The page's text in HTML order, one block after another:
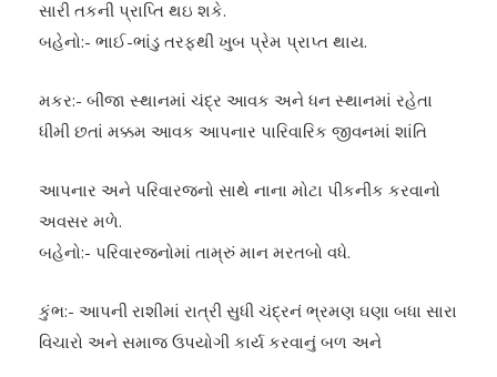
સારી તકની પ્રાપ્તિ થઇ શકે.
બહેનો:- ભાઈ-ભાંડુ તરફથી ખુબ પ્રેમ પ્રાપ્ત થાય.
મકર:- બીજા સ્થાનમાં ચંદ્ર આવક અને ધન સ્થાનમાં રહેતા
ધીમી છતાં મક્કમ આવક આપનાર પારિવારિક જીવનમાં શાંતિ
આપનાર અને પરિવારજનો સાથે નાના મોટા પીકનીક કરવાનો
અવસર મળે.
બહેનો:- પરિવારજનોમાં તામ્રું માન મરતબો વધે.
કુંભ:- આપની રાશીમાં રાત્રી સુધી ચંદ્રનં ભ્રમણ ઘણા બધા સારા
વિચારો અને સમાજ ઉપયોગી કાર્ય કરવાનું બળ અને